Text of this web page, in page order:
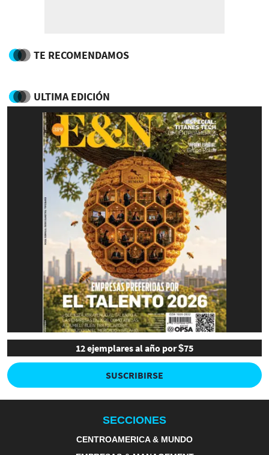
TE RECOMENDAMOS
ULTIMA EDICIÓN
12 ejemplares al año por $75
SUSCRIBIRSE
SECCIONES
CENTROAMERICA & MUNDO